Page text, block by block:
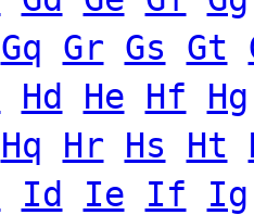
Gq
Gr Gs Gt
Hd He Hf
Hg
Hq
Hr Hs Ht
Id Ie If
Ig